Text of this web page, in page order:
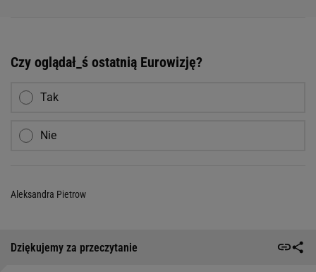
Czy oglądał_ś ostatnią Eurowizję?
Tak
Nie
Aleksandra Pietrow
Dziękujemy za przeczytanie